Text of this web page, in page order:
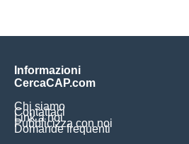
Informazioni
CercaCAP.com
Chi siamo
Contattaci
Link a noi
Pubblicizza con noi
Domande frequenti